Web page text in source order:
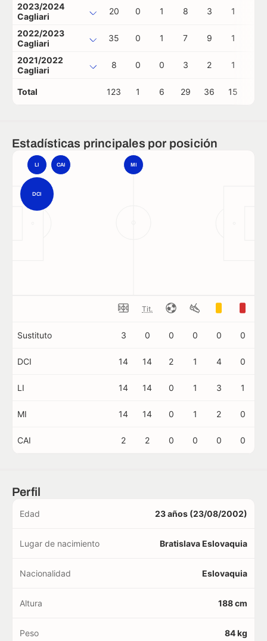
2023/2024
Cagliari
20 0 1 8 3 1
2022/2023
Cagliari
35 0 1 7 9 1
2021/2022
Cagliari
8 0 0 3 2 1
Total 123 1 6 29 36 15
Estadísticas principales por posición
DCI
LI MI
CAI
Tit.
Sustituto 3 0 0 0 0 0
DCI 14 14 2 1 4 0
LI 14 14 0 1 3 1
MI 14 14 0 1 2 0
CAI 2 2 0 0 0 0
Perfil
Edad 23 años (23/08/2002)
Lugar de nacimiento Bratislava Eslovaquia
Nacionalidad Eslovaquia
Altura 188 cm
Peso 84 kg